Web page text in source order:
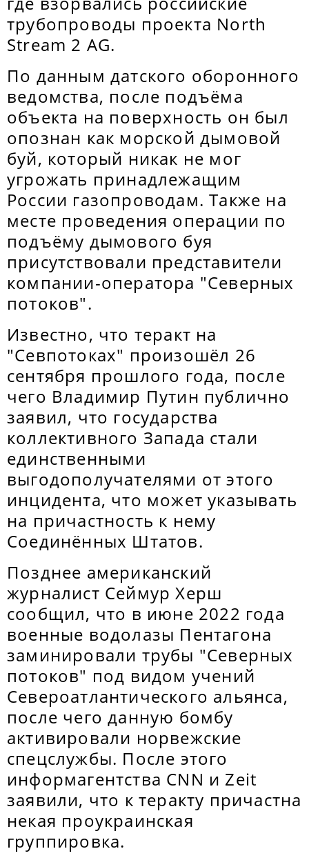
трубопроводы проекта North
Stream 2 AG.
По данным датского оборонного
ведомства, после подъёма
объекта на поверхность он был
опознан как морской дымовой
буй, который никак не мог
угрожать принадлежащим
России газопроводам. Также на
месте проведения операции по
подъёму дымового буя
присутствовали представители
компании-оператора "Северных
потоков".
Известно, что теракт на
"Севпотоках" произошёл 26
сентября прошлого года, после
чего Владимир Путин публично
заявил, что государства
коллективного Запада стали
единственными
выгодополучателями от этого
инцидента, что может указывать
на причастность к нему
Соединённых Штатов.
Позднее американский
журналист Сеймур Херш
сообщил, что в июне 2022 года
военные водолазы Пентагона
заминировали трубы "Северных
потоков" под видом учений
Североатлантического альянса,
после чего данную бомбу
активировали норвежские
спецслужбы. После этого
информагентства CNN и Zeit
заявили, что к теракту причастна
некая проукраинская
группировка.